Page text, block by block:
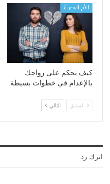
الأم العصرية
كيف تحكم على زواجك
بالإعدام في خطوات بسيطة
السابق التالي
اترك رد